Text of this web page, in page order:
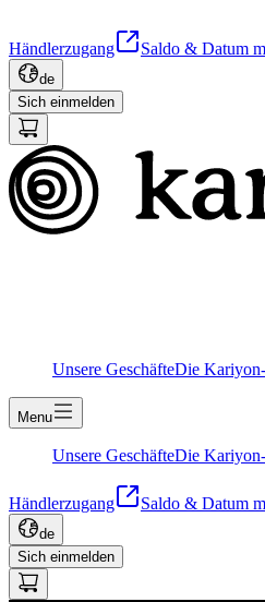
Händlerzugang Saldo & Datum
de
Sich einmelden
Unsere GeschäfteDie
Menu
Unsere GeschäfteDie
Händlerzugang Saldo & Datum
de
Sich einmelden